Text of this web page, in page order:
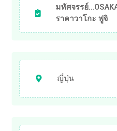
มหัศจรรย์
ราคาวาโกะ ฟูจิ
ญี่ปุ่น